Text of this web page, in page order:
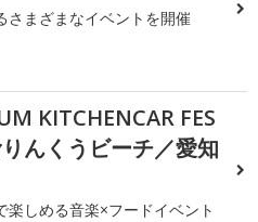
さまざまなイベントを開催
KITCHENCAR FES
んくうビーチ／愛知
楽しめる音楽×フードイベント